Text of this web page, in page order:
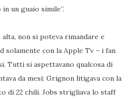
un guaio simile”.
non si poteva rimandare e
solamente con la Apple Tv – i fan
Tutti si aspettavano qualcosa di
da mesi: Grignon litigava con la
di 22 chili. Jobs strigliava lo staff